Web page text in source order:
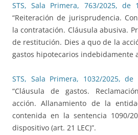
STS, Sala Primera, 763/2025,
“Reiteración de jurisprudencia.
la contratación. Cláusula abusiva.
de restitución. Dies a quo de la
gastos hipotecarios indebidamente
STS, Sala Primera, 1032/2025,
“Cláusula de gastos.
acción. Allanamiento de la
contenida en la sentencia 1090/
dispositivo (art. 21 LEC)”.